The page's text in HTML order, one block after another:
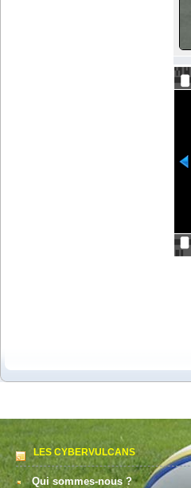
LES CYBERVULCANS
Qui sommes-nous ?